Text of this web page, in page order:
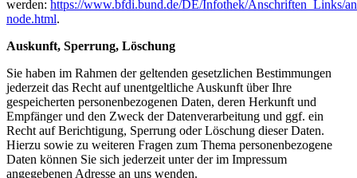
werden: https://www.bfdi.bund.de/DE/Infothek/Anschriften_Links/
node.html.
Auskunft, Sperrung, Löschung
Sie haben im Rahmen der geltenden gesetzlichen Bestimmungen
jederzeit das Recht auf unentgeltliche Auskunft über Ihre
gespeicherten personenbezogenen Daten, deren Herkunft und
Empfänger und den Zweck der Datenverarbeitung und ggf. ein
Recht auf Berichtigung, Sperrung oder Löschung dieser Daten.
Hierzu sowie zu weiteren Fragen zum Thema personenbezogene
Daten können Sie sich jederzeit unter der im Impressum
angegebenen Adresse an uns wenden.